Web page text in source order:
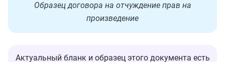
Образец договора на отчуждение прав на
произведение
Актуальный бланк и образец этого документа есть